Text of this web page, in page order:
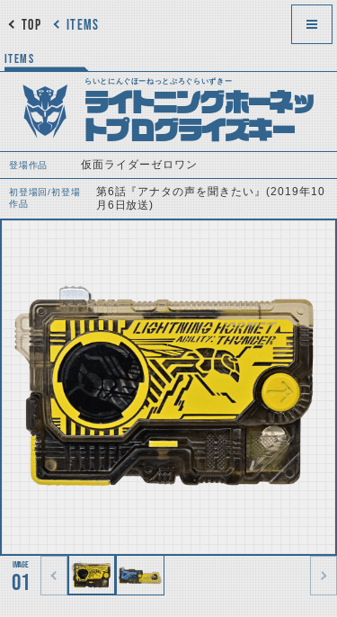
ITEMS
TOP
ITEMS
らいとにんぐほーねっとぷろぐらいずきー
ライトニングホーネッ
トプログライズキー
登場作品 仮面ライダーゼロワン
初登場回/初登場
作品
第6話『アナタの声を聞きたい』(2019年10
月6日放送)
01